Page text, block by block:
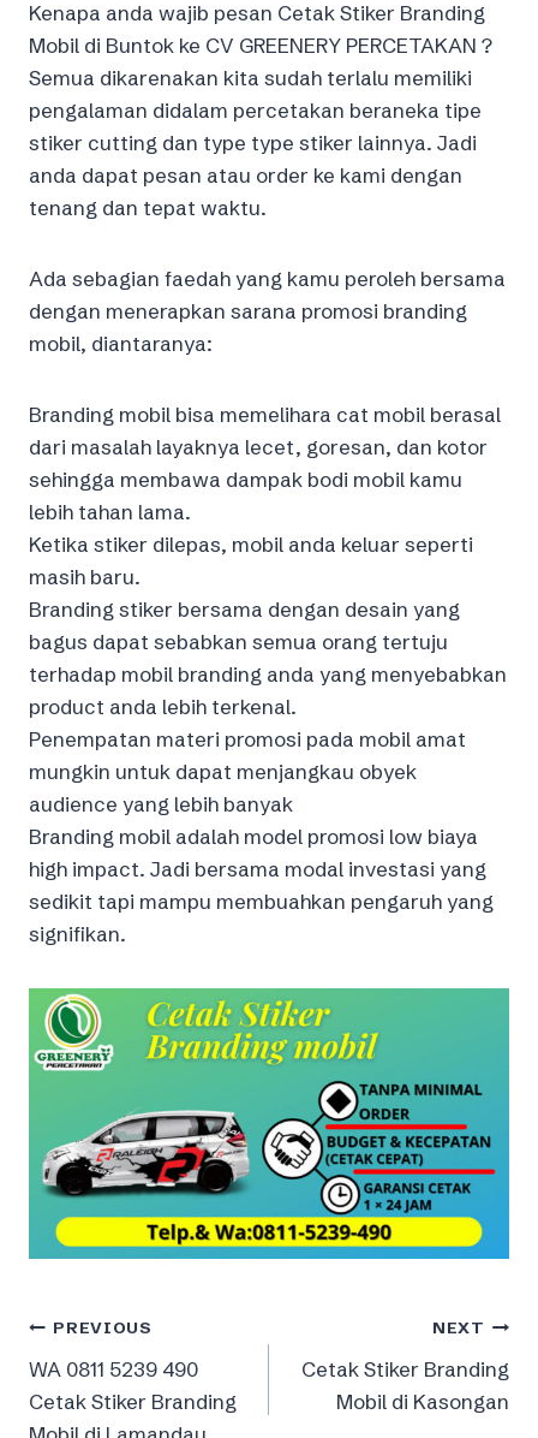
Kenapa anda wajib pesan Cetak Stiker Branding
Mobil di Buntok ke CV GREENERY PERCETAKAN ?
Semua dikarenakan kita sudah terlalu memiliki
pengalaman didalam percetakan beraneka tipe
stiker cutting dan type type stiker lainnya. Jadi
anda dapat pesan atau order ke kami dengan
tenang dan tepat waktu.
Ada sebagian faedah yang kamu peroleh bersama
dengan menerapkan sarana promosi branding
mobil, diantaranya:
Branding mobil bisa memelihara cat mobil berasal
dari masalah layaknya lecet, goresan, dan kotor
sehingga membawa dampak bodi mobil kamu
lebih tahan lama.
Ketika stiker dilepas, mobil anda keluar seperti
masih baru.
Branding stiker bersama dengan desain yang
bagus dapat sebabkan semua orang tertuju
terhadap mobil branding anda yang menyebabkan
product anda lebih terkenal.
Penempatan materi promosi pada mobil amat
mungkin untuk dapat menjangkau obyek
audience yang lebih banyak
Branding mobil adalah model promosi low biaya
high impact. Jadi bersama modal investasi yang
sedikit tapi mampu membuahkan pengaruh yang
signifikan.
Post
navigation
PREVIOUS
WA 0811 5239 490
Cetak Stiker Branding
NEXT
Cetak Stiker Branding
Mobil di Kasongan